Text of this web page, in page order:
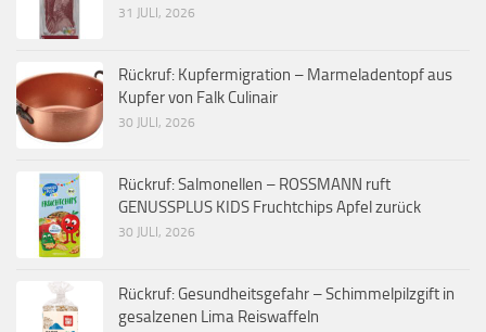
31 JULI, 2026
Rückruf: Kupfermigration – Marmeladentopf aus
Kupfer von Falk Culinair
30 JULI, 2026
Rückruf: Salmonellen – ROSSMANN ruft
GENUSSPLUS KIDS Fruchtchips Apfel zurück
30 JULI, 2026
Rückruf: Gesundheitsgefahr – Schimmelpilzgift in
gesalzenen Lima Reiswaffeln